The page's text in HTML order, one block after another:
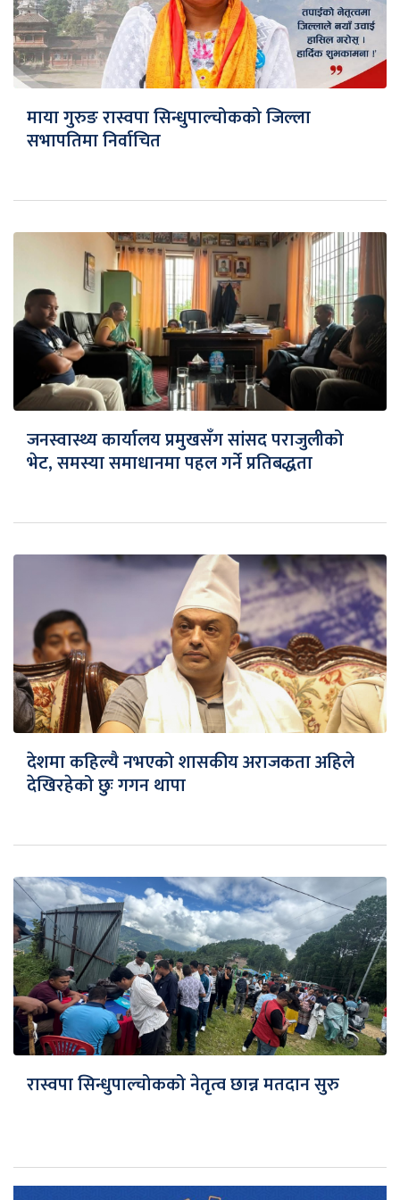
माया गुरुङ रास्वपा सिन्धुपाल्चोकको जिल्ला
सभापतिमा निर्वाचित
जनस्वास्थ्य कार्यालय प्रमुखसँग सांसद पराजुलीको
भेट, समस्या समाधानमा पहल गर्ने प्रतिबद्धता
देशमा कहिल्यै नभएको शासकीय अराजकता अहिले
देखिरहेको छुः गगन थापा
रास्वपा सिन्धुपाल्चोकको नेतृत्व छान्न मतदान सुरु